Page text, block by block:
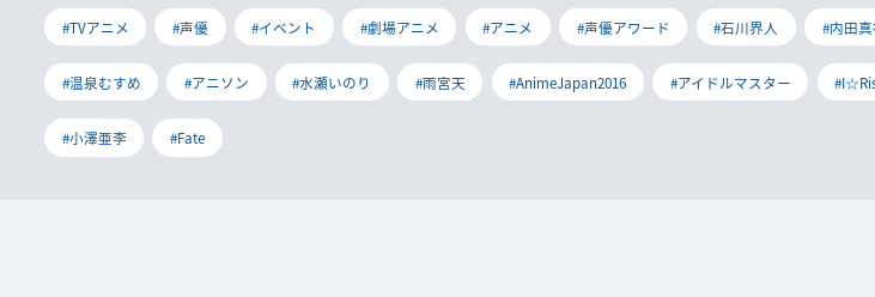
#TVアニメ #声優 #イベント #劇場アニメ #アニメ #声優アワード #石川界人 #内田
#温泉むすめ #アニソン #水瀬いのり #雨宮天 #AnimeJapan2016 #アイドルマスター
#小澤亜李 #Fate